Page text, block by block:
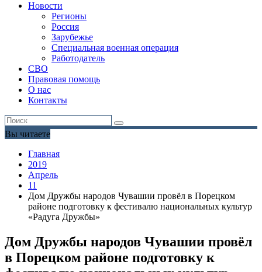
Новости
Регионы
Россия
Зарубежье
Специальная военная операция
Работодатель
СВО
Правовая помощь
О нас
Контакты
Вы читаете
Главная
2019
Апрель
11
Дом Дружбы народов Чувашии провёл в Порецком
районе подготовку к фестивалю национальных культур
«Радуга Дружбы»
Дом Дружбы народов Чувашии провёл
в Порецком районе подготовку к